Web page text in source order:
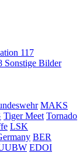
117
Sonstige Bilder
MAKS
Tiger Meet Tornado
LSK
BER
EDOI